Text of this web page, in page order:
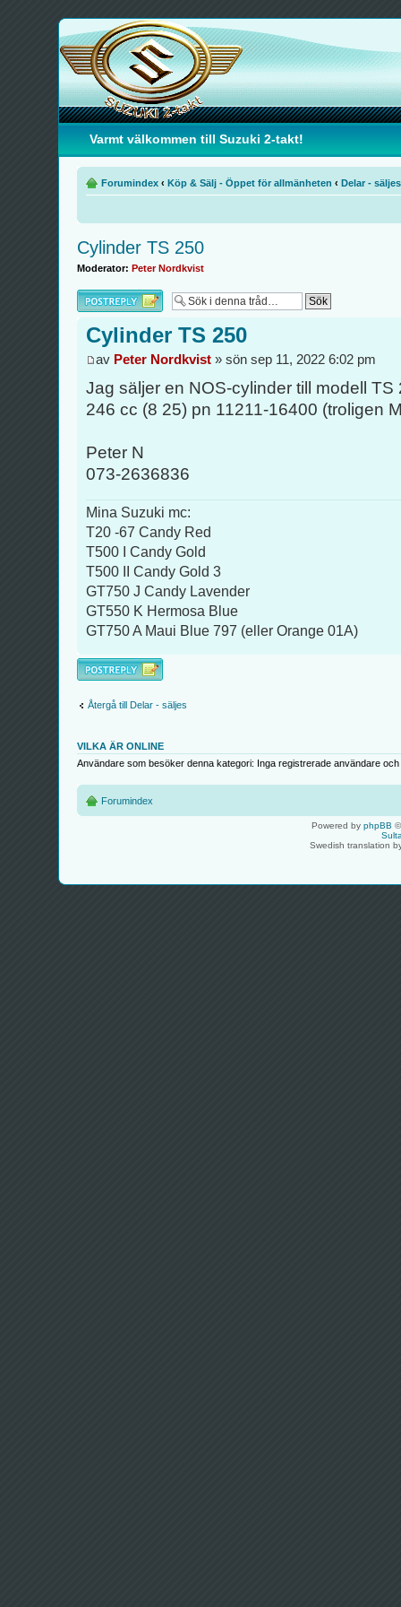
Varmt välkommen till Suzuki 2-takt!
Forumindex ‹ Köp & Sälj - Öppet för allmänheten ‹ Delar - säljes
Cylinder TS 250
Moderator: Peter Nordkvist
Besvara
Cylinder TS 250
av Peter Nordkvist » sön sep 11, 2022 6:02 pm
Jag säljer en NOS-cylinder till modell
246 cc (8 25) pn 11211-16400 (troligen
Peter N
073-2636836
Mina Suzuki mc:
T20 -67 Candy Red
T500 I Candy Gold
T500 II Candy Gold 3
GT750 J Candy Lavender
GT550 K Hermosa Blue
GT750 A Maui Blue 797 (eller Orange 01A)
Besvara
Återgå till Delar - säljes
VILKA ÄR ONLINE
Användare som besöker denna kategori: Inga registrerade användare
Forumindex
Powered by phpBB
Swedish translation